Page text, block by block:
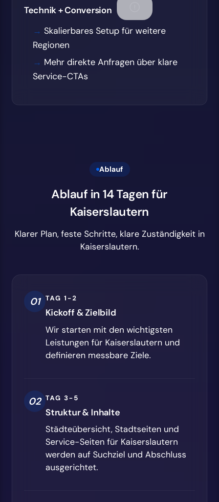
Technik + Conversion
Skalierbares Setup für weitere
Regionen
Mehr direkte Anfragen über klare
Service-CTAs
Ablauf
Ablauf in 14 Tagen für
Kaiserslautern
Klarer Plan, feste Schritte, klare Zuständigkeit in
Kaiserslautern.
01 TAG 1-2
Kickoff & Zielbild
Wir starten mit den wichtigsten
Leistungen für Kaiserslautern und
definieren messbare Ziele.
02 TAG 3-5
Struktur & Inhalte
Städteübersicht, Stadtseiten und
Service-Seiten für Kaiserslautern
werden auf Suchziel und Abschluss
ausgerichtet.